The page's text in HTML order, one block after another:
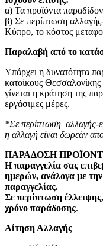
α) Τα προϊόντα
β) Σε περίπτωση
Κύπρο, το κόστος
Παραλαβή από το
Υπάρχει η δυνατότητα
κατοίκους
γίνεται η κράτηση της
εργάσιμες μέρες.
*Σε περίπτωση αλλαγής-
η αλλαγή είναι δωρεάν
ΠΑΡΑΔΟΣΗ
Η παραγγελία σας
ημερών, ανάλογα με
παραγγελίας.
Σε περίπτωση
χρόνο παράδοσης.
Αίτηση Αλλαγής